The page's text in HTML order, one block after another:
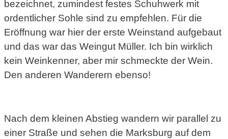
bezeichnet, zumindest festes Schuhwerk mit
ordentlicher Sohle sind zu empfehlen. Für die
Eröffnung war hier der erste Weinstand aufgebaut
und das war das Weingut Müller. Ich bin wirklich
kein Weinkenner, aber mir schmeckte der Wein.
Den anderen Wanderern ebenso!
Nach dem kleinen Abstieg wandern wir parallel zu
einer Straße und sehen die Marksburg auf dem